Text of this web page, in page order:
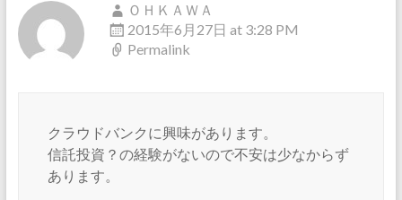
ＯＨＫＡＷＡ
2015年6月27日 at 3:28 PM
Permalink
クラウドバンクに興味があります。
信託投資？の経験がないので不安は少なからず
あります。